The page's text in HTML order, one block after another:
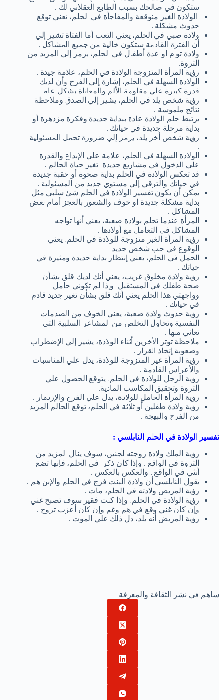
ستكون في صالحك بسبب الطابع العقلاني لك .
الولادة الغير متوقعة والمفاجأة في الحلم، تعني توقع
حدوث مشكلة .
ولادة صبي في الحلم، يعني التعب أما الفتاة تشير إلي
أن الفترة القادمة ستكون خالية من جميع المشاكل .
ولادة توام او عدة أطفال في الحلم، يرمز إلي المزيد من
الثروة.
رؤية المرأة المتزوجة الولادة في الحلم، علامة جيدة .
الولادة السهلة في الحلم، إشارة إلي الفرح وأن لديك
قدرة كبيرة علي مقاومة الألم والمعاناة بشكل عام .
رؤية شخص يلد في الحلم، يشير إلي الصدق وملاحظة
نتائج ملموسة .
يرتبط حلم الولادة عادة ببداية جديدة وفكرة مزدهرة أو
بداية مرحلة جديدة في حياتك .
رؤية شخص أخر يلد، يرمز إلي ضرورة تحمل المسئولية
.
الولادة السهلة في الحلم، علامة علي الإبداع والقدرة
علي الدخول في مشاريع جديدة تغير حياة الحالم .
قد تعكس الولادة في الحلم بداية صحوة أو حقبة جديدة
في حياتك والترقي إلي مستوي جديد من المسئولية .
يمكن أن يكون تفسير الولادة في الحلم شئ سلبي مثل
بداية مشكلة جديدة او خوف والشعور بالعجز أمام بعض
المشاكل .
المرأة عندما تحلم بولادة صعبة، يعني أنها تواجه
المشاكل في التعامل مع أولادها .
رؤية المرأة الغير متزوجة للولادة في الحلم، يعني
الوقوع في حب شخص جديد .
الحمل في الحلم، يعني إنتظار بداية جديدة ومثيرة في
حياتك .
رؤية ولادة مخلوق غريب، يعني أنك لديك قلق بشأن
صحة طفلك في المستقبل وإذا لم تكوني حامل
وواجهتي هذا الحلم يعني أنك قلق بشأن تغير جديد قادم
في حياتك .
رؤية حدوث ولادة صعبة، يعني الخوف من الصدمات
النفسية وتحاول التخلص من المشاعر السلبية التي
تعاني منها .
ملاحظة توتر الأخرين أثناء الولادة، يشير إلي الإضطراب
وصعوبة إتخاذ القرار .
رؤية المرأة غير المتزوجة للولادة، يدل علي المناسبات
والأعراس القادمة .
رؤية الرجل للولادة في الحلم، يتوقع الحصول علي
الثروة وتحقيق المكاسب المادية.
رؤية المرأة الحامل للولادة، يدل علي الفرح والإزدهار .
رؤية ولادة طفلين أو ثلاثة في الحلم، توقع الحالم المزيد
من الفرح والبهجة .
تفسير الولادة في الحلم النابلسي :
رؤية الملك ولادة زوجته لجنين، سوف ينال المزيد من
الثروة في الواقع . وإذا كان ذكر في الحلم، فإنها تضع
أنثي في الواقع . والعكس بالعكس .
يقول النابلسي أن ولادة البنت فرج في الحلم والإبن هم .
رؤية المريض ولادته في الحلم، مات .
رؤية الولادة في الحلم، وإذا كنت فقير سوف تصبح غني
وإن كان غني وقع في هم وغم وإن كان أعزب تزوج .
رؤية المريض أنه يلد، دل ذلك علي الموت .
ساهم في نشر الثقافة والمعرفة